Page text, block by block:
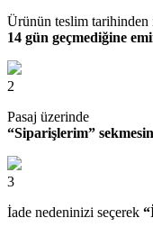
Ürünün teslim tarihinden
14 gün geçmediğine
2
Pasaj üzerinde
“Siparişlerim”
3
İade nedeninizi seçerek